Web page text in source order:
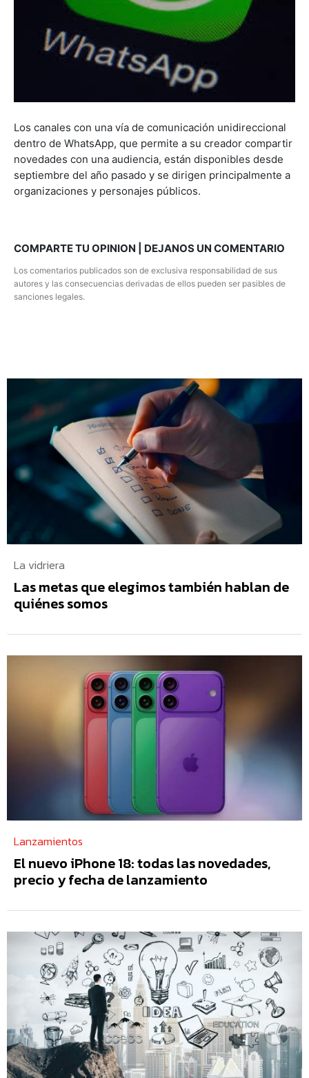
Los canales con una vía de comunicación unidireccional
dentro de WhatsApp, que permite a su creador compartir
novedades con una audiencia, están disponibles desde
septiembre del año pasado y se dirigen principalmente a
organizaciones y personajes públicos.
COMPARTE TU OPINION | DEJANOS UN COMENTARIO
Los comentarios publicados son de exclusiva responsabilidad de sus
autores y las consecuencias derivadas de ellos pueden ser pasibles de
sanciones legales.
La vidriera
Las metas que elegimos también hablan de
quiénes somos
Lanzamientos
El nuevo iPhone 18: todas las novedades,
precio y fecha de lanzamiento